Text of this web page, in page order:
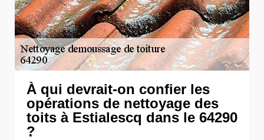
À qui devrait-on confier les
opérations de nettoyage des
toits à Estialescq dans le 64290
?